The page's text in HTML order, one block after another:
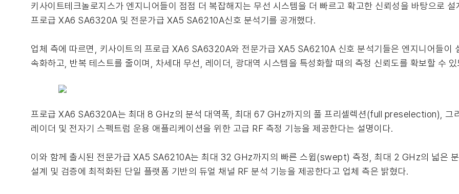
키사이트테크놀로지스가 엔지니어들이 점점 더 복잡해지는 무선 시스템을 더 빠르고 확고한 신뢰성을 바탕으로
프로급 XA6 SA6320A 및 전문가급 XA5 SA6210A신호 분석기를 공개했다.
업체 측에 따르면, 키사이트의 프로급 XA6 SA6320A와 전문가급 XA5 SA6210A 신호 분석기들은 엔지니어들이
속화하고, 반복 테스트를 줄이며, 차세대 무선, 레이더, 광대역 시스템을 특성화할 때의 측정 신뢰도를 확보할 수
프로급 XA6 SA6320A는 최대 8 GHz의 분석 대역폭, 최대 67 GHz까지의 풀 프리셀렉션(full preselection), 그
레이더 및 전자기 스펙트럼 운용 애플리케이션을 위한 고급 RF 측정 기능을 제공한다는 설명이다.
이와 함께 출시된 전문가급 XA5 SA6210A는 최대 32 GHz까지의 빠른 스윕(swept) 측정, 최대 2 GHz의 넓은
설계 및 검증에 최적화된 단일 플랫폼 기반의 듀얼 채널 RF 분석 기능을 제공한다고 업체 측은 밝혔다.